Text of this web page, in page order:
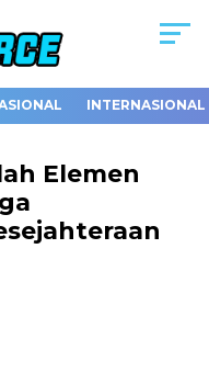
INTERNASIONAL
Elemen